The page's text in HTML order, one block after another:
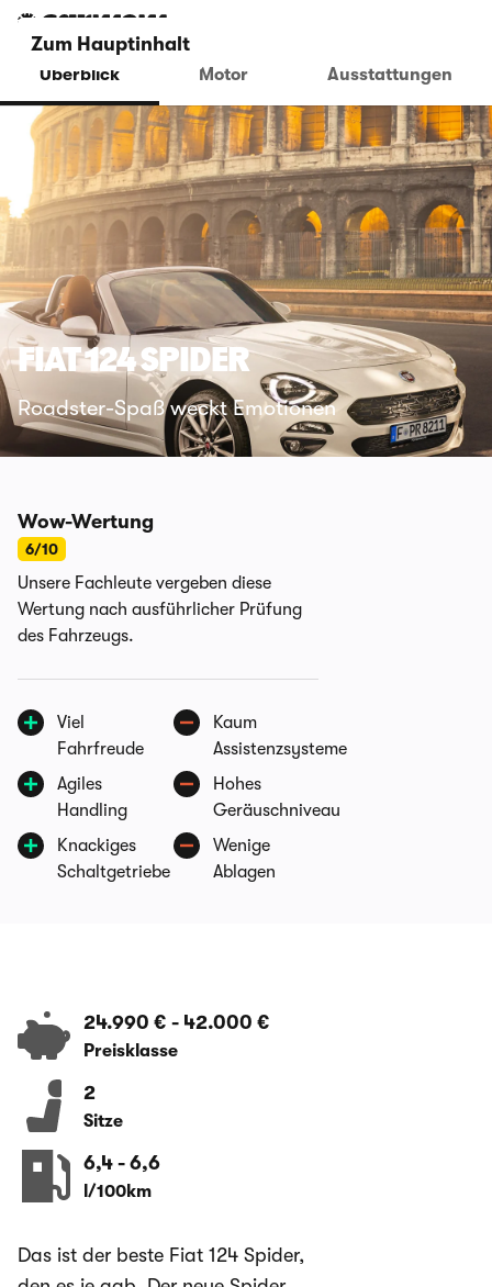
Zum Hauptinhalt
Überblick Motor Ausstattungen
FIAT 124 SPIDER
Roadster-Spaß weckt Emotionen
Wow-Wertung
6/10
Unsere Fachleute vergeben diese
Wertung nach ausführlicher Prüfung
des Fahrzeugs.
Viel
Fahrfreude
Agiles
Handling
Knackiges
Schaltgetriebe
Kaum
Assistenzsysteme
Hohes
Geräuschniveau
Wenige
Ablagen
24.990 € - 42.000 €
Preisklasse
2
Sitze
6,4 - 6,6
l/100km
Das ist der beste Fiat 124 Spider,